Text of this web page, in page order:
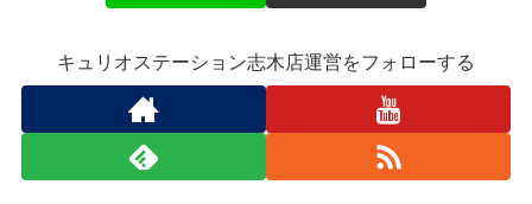
キュリオステーション志木店運営をフォローする